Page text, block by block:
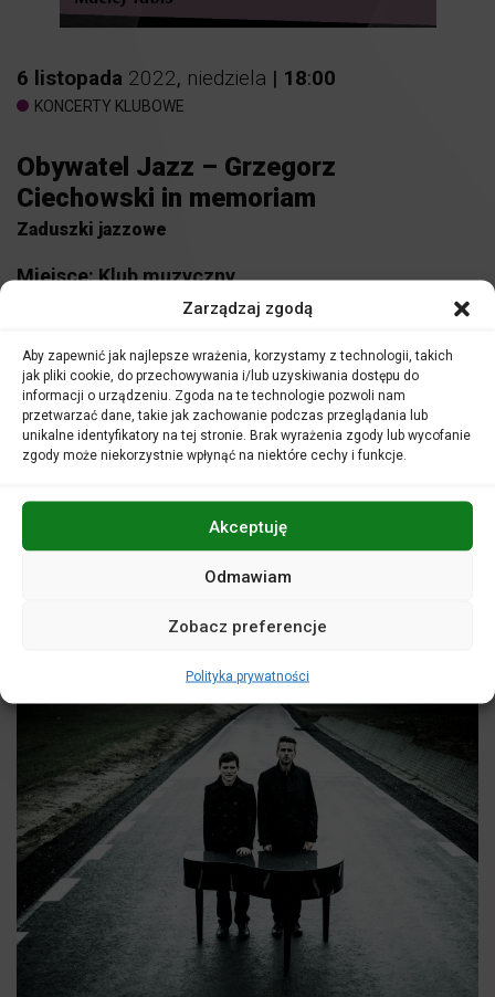
Zarządzaj zgodą
Aby zapewnić jak najlepsze wrażenia, korzystamy z technologii, takich
jak pliki cookie, do przechowywania i/lub uzyskiwania dostępu do
informacji o urządzeniu. Zgoda na te technologie pozwoli nam
przetwarzać dane, takie jak zachowanie podczas przeglądania lub
unikalne identyfikatory na tej stronie. Brak wyrażenia zgody lub wycofanie
zgody może niekorzystnie wpłynąć na niektóre cechy i funkcje.
Akceptuję
Odmawiam
Zobacz preferencje
Polityka prywatności
6 listopada 2022, niedziela | 18:00
KONCERTY KLUBOWE
Obywatel Jazz – Grzegorz
Ciechowski in memoriam
Zaduszki jazzowe
Miejsce:Klub muzyczny
Bilety:40 zł
Radosław Bolewski– wokal, perkusja
Muzyka Grzegorza Ciechowskiego w jazzowej odsłonie